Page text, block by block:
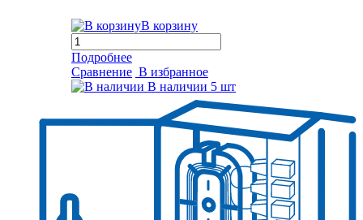
В корзину
Подробнее
Сравнение В избранное
В наличии 5 шт